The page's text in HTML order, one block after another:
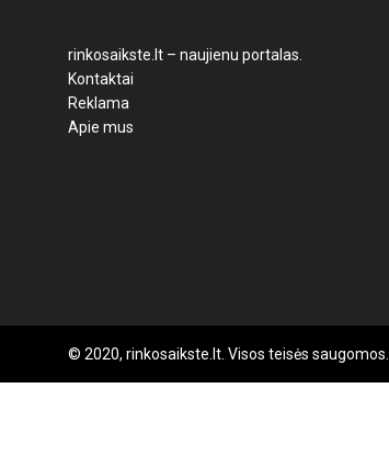
rinkosaikste.lt – naujienu portalas.
Kontaktai
Reklama
Apie mus
© 2020, rinkosaikste.lt. Visos teisės saugomos.